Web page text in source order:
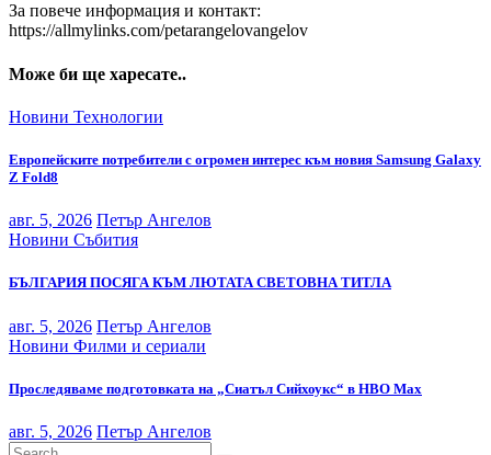
За повече информация и контакт:
https://allmylinks.com/petarangelovangelov
Може би ще харесате..
Новини Технологии
Европейските потребители с огромен интерес към новия Samsung Galaxy
Z Fold8
авг. 5, 2026 Петър Ангелов
Новини Събития
БЪЛГАРИЯ ПОСЯГА КЪМ ЛЮТАТА СВЕТОВНА ТИТЛА
авг. 5, 2026 Петър Ангелов
Новини Филми и сериали
Проследяваме подготовката на „Сиатъл Сийхоукс“ в HBO Max
авг. 5, 2026 Петър Ангелов